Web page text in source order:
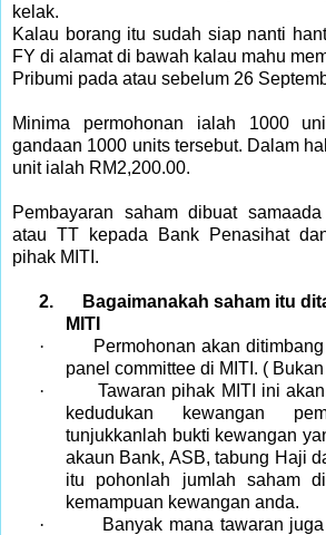
kelak.
Kalau borang itu sudah siap nanti
FY di alamat di bawah kalau mahu
Pribumi pada atau sebelum 26
Minima permohonan ialah 1000
gandaan 1000 units tersebut. Dalam
unit ialah RM2,200.00.
Pembayaran saham dibuat
atau TT kepada Bank Penasihat
pihak MITI.
2.
Bagaimanakah saham itu
MITI
·
Permohonan akan
panel committee di MITI. (
·
Tawaran pihak MITI ini
kedudukan kewangan
tunjukkanlah bukti kewangan
akaun Bank, ASB, tabung Haji
itu pohonlah jumlah saham
kemampuan kewangan anda.
·
Banyak mana tawaran